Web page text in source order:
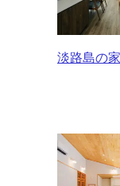
淡路島の家